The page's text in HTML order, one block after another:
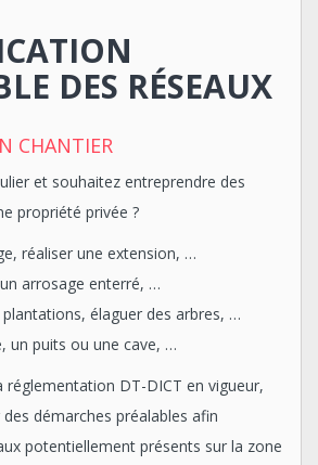
DES RÉSEAUX
CHANTIER
et souhaitez entreprendre des
propriété privée ?
réaliser une extension, …
arrosage enterré, …
élaguer des arbres, …
un puits ou une cave, …
DT-DICT en vigueur,
démarches préalables afin
potentiellement présents sur la zone